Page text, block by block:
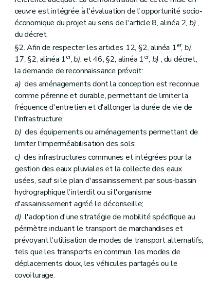
œuvre est intégrée à l'évaluation de l'opportunité socio-
économique du projet au sens de l'article 8, alinéa 2,b) ,
du décret.
§2. Afin de respecter les articles 12, §2, alinéa 1er,b),
17, §2, alinéa 1er,b), et 46, §2, alinéa 1er, b) , du décret,
la demande de reconnaissance prévoit:
a) des aménagements dont la conception est reconnue
comme pérenne et durable, permettant de limiter la
fréquence d'entretien et d'allonger la durée de vie de
l'infrastructure;
b) des équipements ou aménagements permettant de
limiter l'imperméabilisation des sols;
c) des infrastructures communes et intégrées pour la
gestion des eaux pluviales et la collecte des eaux
usées, sauf si le plan d'assainissement par sous-bassin
hydrographique l'interdit ou si l'organisme
d'assainissement agréé le déconseille;
d) l'adoption d'une stratégie de mobilité spécifique au
périmètre incluant le transport de marchandises et
prévoyant l'utilisation de modes de transport alternatifs,
tels que les transports en commun, les modes de
déplacements doux, les véhicules partagés ou le
covoiturage.